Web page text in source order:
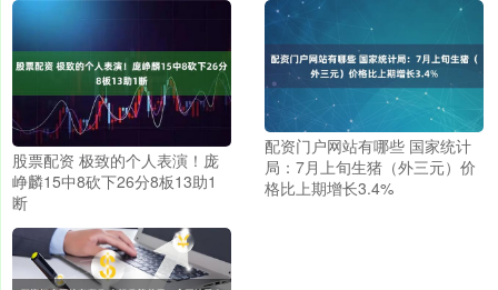
股票配资 极致的个人表演！庞
峥麟15中8砍下26分8板13助1
断
配资门户网站有哪些 国家统计
局：7月上旬生猪（外三元）价
格比上期增长3.4%